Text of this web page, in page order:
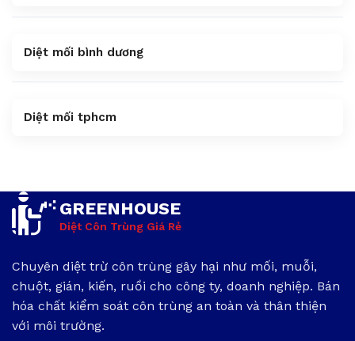
Diệt mối bình dương
Diệt mối tphcm
GREENHOUSE
Diệt Côn Trùng Giá Rẻ
Chuyên diệt trừ côn trùng gây hại như mối, muỗi,
chuột, gián, kiến, ruồi cho công ty, doanh nghiệp. Bán
hóa chất kiểm soát côn trùng an toàn và thân thiện
với môi trường.